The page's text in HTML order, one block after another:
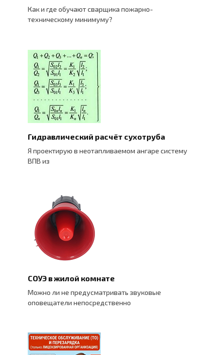
Как и где обучают сварщика пожарно-
техническому минимуму?
Гидравлический расчёт сухотруба
Я проектирую в неотапливаемом ангаре систему
ВПВ из
СОУЭ в жилой комнате
Можно ли не предусматривать звуковые
оповещатели непосредственно